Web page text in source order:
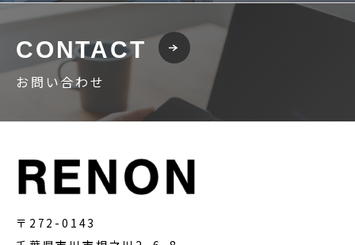
CONTACT
お問い合わせ
〒272-0143